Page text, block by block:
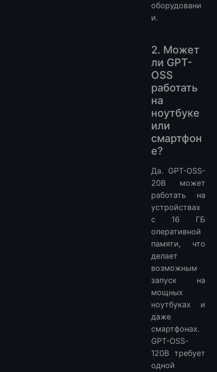
оборудовани
и.
2. Может
ли GPT-
OSS
работать
на
ноутбуке
или
смартфон
е?
Да. GPT-OSS-
20B может
работать на
устройствах
с 16 ГБ
оперативной
памяти, что
делает
возможным
запуск на
мощных
ноутбуках и
даже
смартфонах.
GPT-OSS-
120B требует
одной